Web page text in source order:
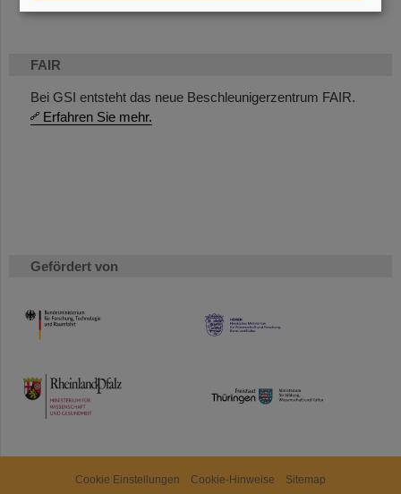
FAIR
Bei GSI entsteht das neue Beschleunigerzentrum FAIR.
Erfahren Sie mehr.
Gefördert von
HMWK
TMWWDG
Cookie Einstellungen Cookie-Hinweise Sitemap